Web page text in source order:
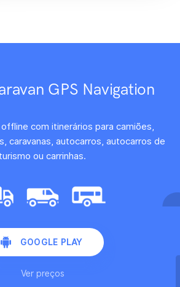
GPS Navigation
offline com itinerários para camiões,
caravanas, autocarros, autocarros de
turismo ou carrinhas.
GOOGLE PLAY
Ver preços